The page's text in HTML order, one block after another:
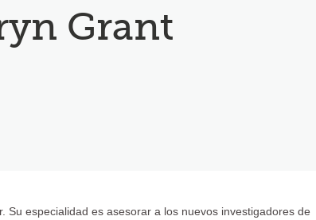
Grant
especialidad es asesorar a los nuevos investigadores de